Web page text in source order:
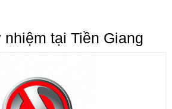
tại Tiền Giang